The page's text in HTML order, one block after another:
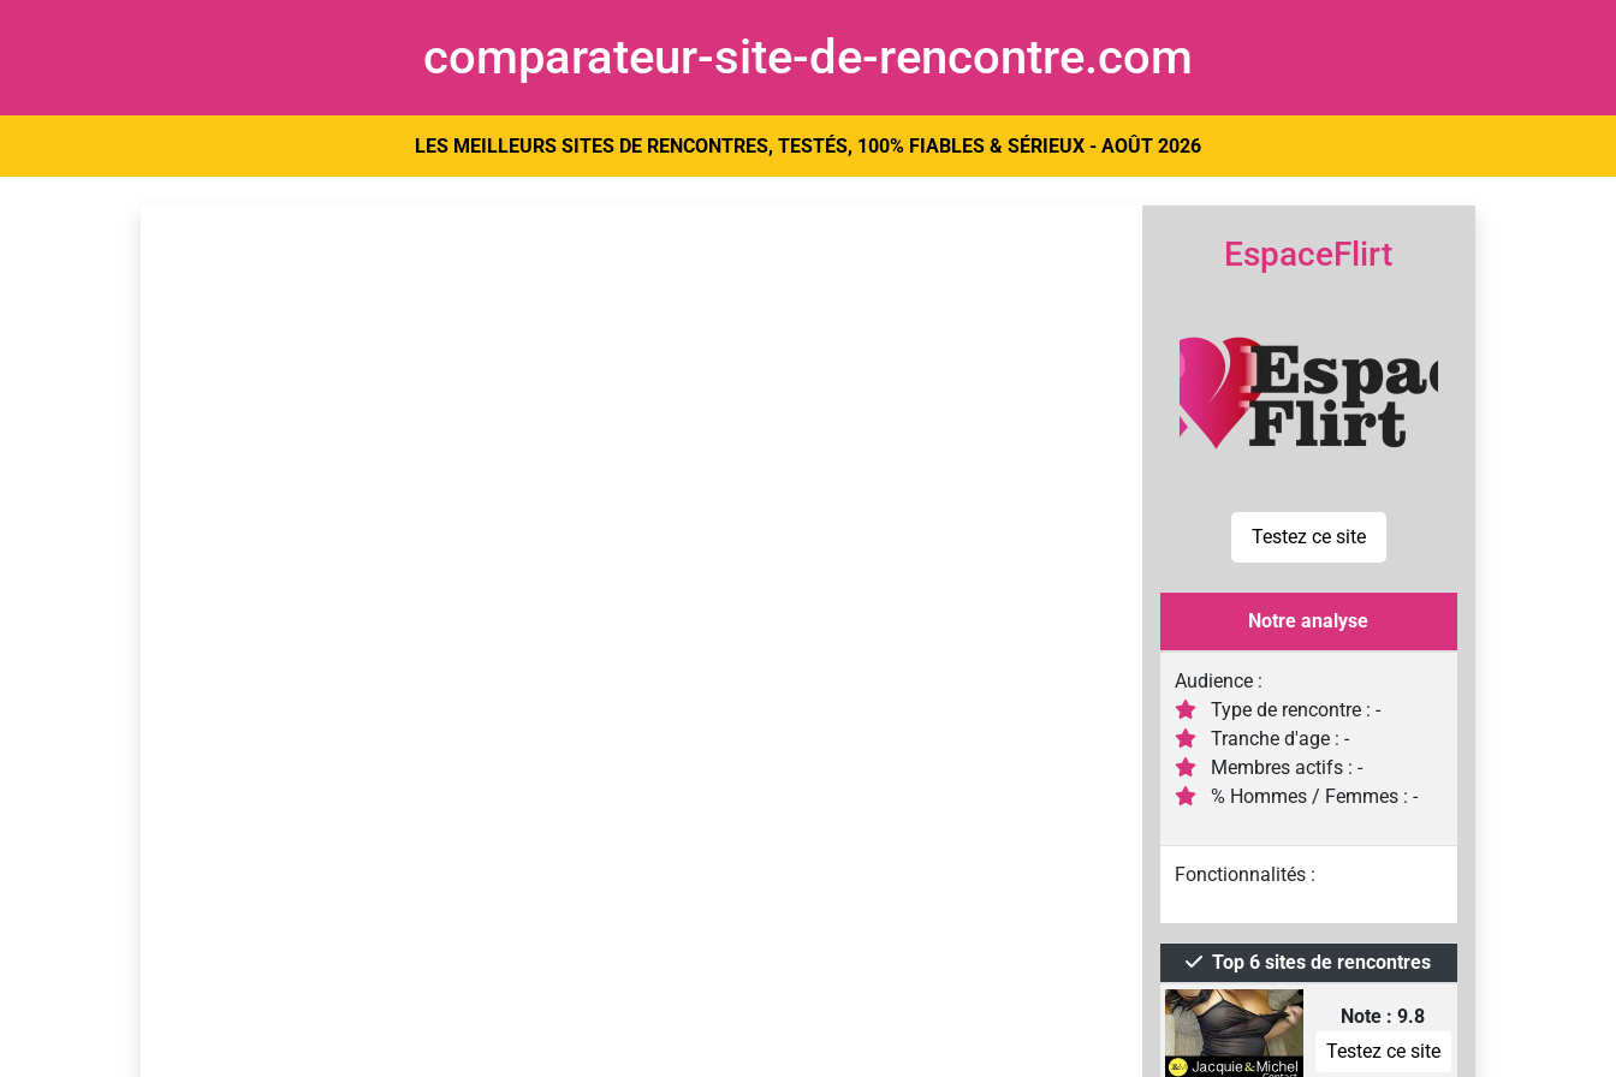
comparateur-site-de-rencontre.com
LES MEILLEURS SITES DE RENCONTRES, TESTÉS, 100% FIABLES & SÉRIEUX - AOÛT 2026
EspaceFlirt
Testez ce site
Notre analyse
Audience :
Type de rencontre : -
Tranche d'age : -
Membres actifs : -
% Hommes / Femmes : -
Fonctionnalités :
Top 6 sites de rencontres
Note : 9.8
Testez ce site